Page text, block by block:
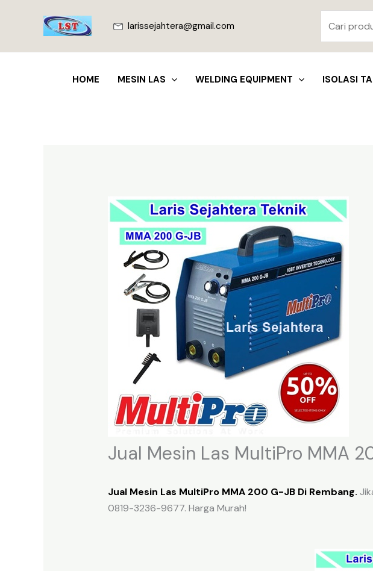
larissejahtera@gmail.com
untuk:
HOME MESIN LAS WELDING EQUIPMENT ISOLASI
Jual Mesin Las MultiPro MMA
Jual Mesin Las MultiPro MMA 200 G-JB Di Rembang.
0819-3236-9677. Harga Murah!